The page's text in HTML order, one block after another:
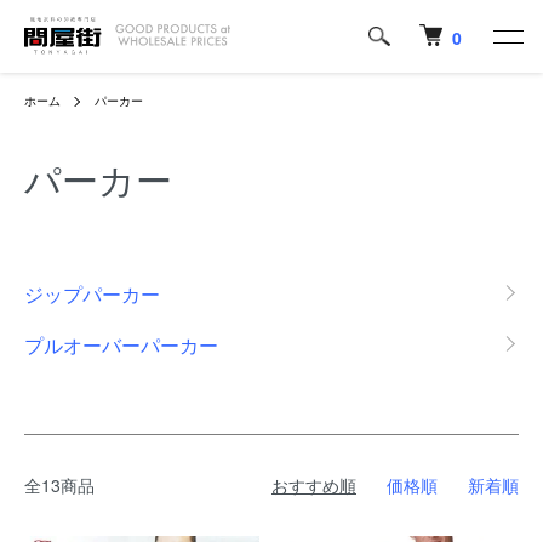
0
ホーム パーカー
パーカー
ジップパーカー
プルオーバーパーカー
全13商品 おすすめ順 価格順 新着順